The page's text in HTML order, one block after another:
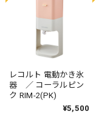
レコルト 電動かき氷
器 ／ コーラルピン
ク RIM-2(PK)
¥5,500